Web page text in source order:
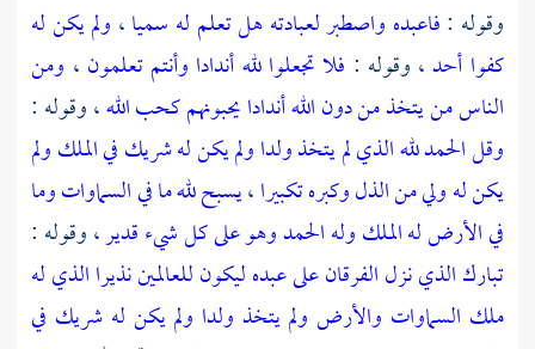
وقوله :فاعبده واصطبر لعبادته هل تعلم له سميا، ولم يكن له
كفوا أحد، وقوله : فلا تجعلوا لله أندادا وأنتم تعلمون ، ومن
الناس من يتخذ من دون الله أندادا يحبونهم كحب الله، وقوله :
وقل الحمد لله الذي لم يتخذ ولدا ولم يكن له شريك في الملك ولم
يكن له ولي من الذل وكبره تكبيرا،يسبح لله ما في السماوات وما
في الأرض له الملك وله الحمد وهو على كل شيء قدير، وقوله :
تبارك الذي نزل الفرقان على عبده ليكون للعالمين نذيرا الذي له
ملك السماوات والأرض ولم يتخذ ولدا ولم يكن له شريك في